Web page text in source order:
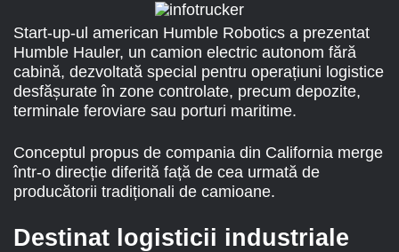
Start-up-ul american Humble Robotics a prezentat
Humble Hauler, un camion electric autonom fără
cabină, dezvoltată special pentru operațiuni logistice
desfășurate în zone controlate, precum depozite,
terminale feroviare sau porturi maritime.
Conceptul propus de compania din California merge
într-o direcție diferită față de cea urmată de
producătorii tradiționali de camioane.
Destinat logisticii industriale